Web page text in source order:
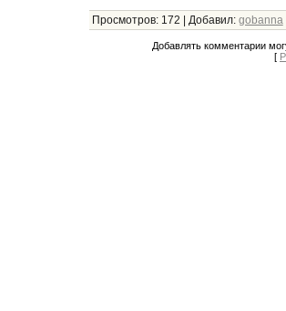
Просмотров: 172 | Добавил: gobanna
Добавлять комментарии
[